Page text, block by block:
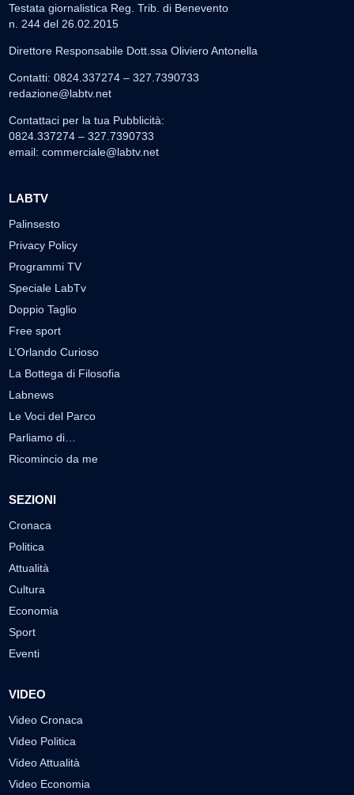
Testata giornalistica Reg. Trib. di Benevento
n. 244 del 26.02.2015
Direttore Responsabile Dott.ssa Oliviero Antonella
Contatti: 0824.337274 – 327.7390733
redazione@labtv.net
Contattaci per la tua Pubblicità:
0824.337274 – 327.7390733
email: commerciale@labtv.net
LABTV
Palinsesto
Privacy Policy
Programmi TV
Speciale LabTv
Doppio Taglio
Free sport
L’Orlando Curioso
La Bottega di Filosofia
Labnews
Le Voci del Parco
Parliamo di…
Ricomincio da me
SEZIONI
Cronaca
Politica
Attualità
Cultura
Economia
Sport
Eventi
VIDEO
Video Cronaca
Video Politica
Video Attualità
Video Economia